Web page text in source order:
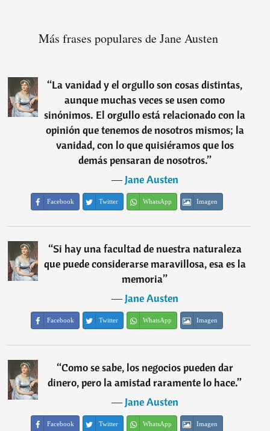
Más frases populares de Jane Austen
“La vanidad y el orgullo son cosas distintas,
aunque muchas veces se usen como
sinónimos. El orgullo está relacionado con la
opinión que tenemos de nosotros mismos; la
vanidad, con lo que quisiéramos que los
demás pensaran de nosotros.”
―Jane Austen
Facebook Twitter WhatsApp Imagen
“Si hay una facultad de nuestra naturaleza
que puede considerarse maravillosa, esa es la
memoria”
―Jane Austen
Facebook Twitter WhatsApp Imagen
“Como se sabe, los negocios pueden dar
dinero, pero la amistad raramente lo hace.”
―Jane Austen
Facebook Twitter WhatsApp Imagen